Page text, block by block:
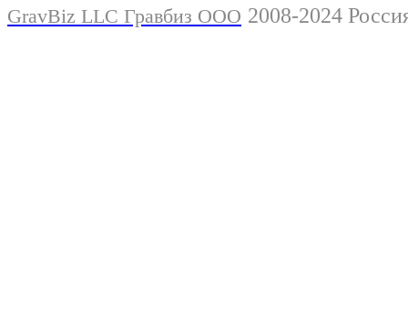
GravBiz LLC Гравбиз ООО 2008-2024